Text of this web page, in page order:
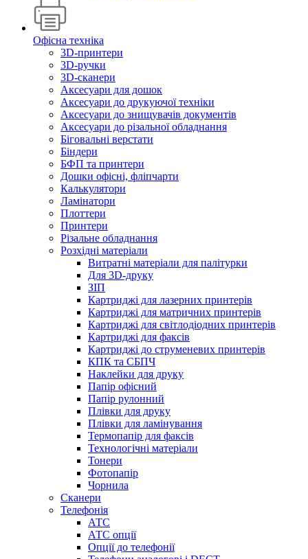
Офісна техніка
3D-принтери
3D-ручки
3D-сканери
Аксесуари для дошок
Аксесуари до друкуючої техніки
Аксесуари до знищувачів документів
Аксесуари до різальної обладнання
Біговальні верстати
Біндери
БФП та принтери
Дошки офісні, фліпчарти
Калькулятори
Ламінатори
Плоттери
Принтери
Різальне обладнання
Розхідні матеріали
Витратні матеріали для палітурки
Для 3D-друку
ЗІП
Картриджі для лазерних принтерів
Картриджі для матричних принтерів
Картриджі для світлодіодних принтерів
Картриджі для факсів
Картриджі до струменевих принтерів
КПК та СБПЧ
Наклейки для друку
Папір офісний
Папір рулонний
Плівки для друку
Плівки для ламінування
Термопапір для факсів
Технологічні матеріали
Тонери
Фотопапір
Чорнила
Сканери
Телефонія
АТС
АТС опції
Опції до телефонії